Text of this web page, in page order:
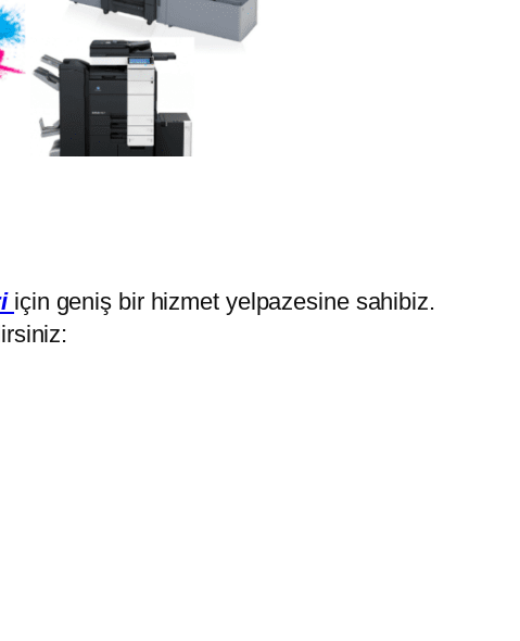
için geniş bir hizmet yelpazesine sahibiz.